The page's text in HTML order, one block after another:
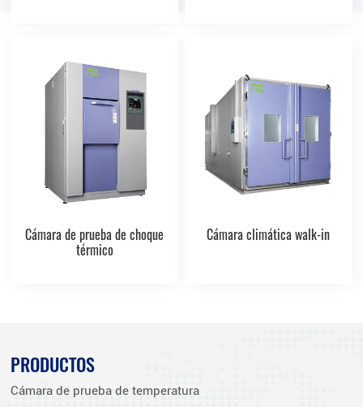
Cámara de prueba de choque
térmico
Cámara climática walk-in
PRODUCTOS
Cámara de prueba de temperatura